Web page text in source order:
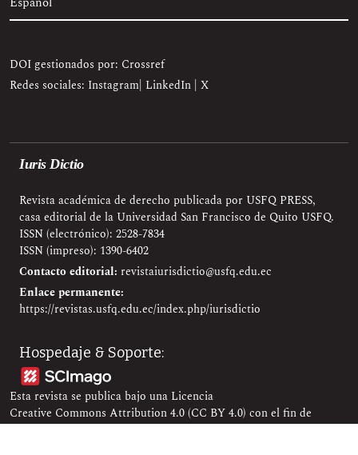
DOI gestionados por: Crossref
Redes sociales: Instagram LinkedIn X
Iuris Dictio
Revista académica de derecho publicada por USFQ PRESS,
casa editorial de la Universidad San Francisco de Quito USFQ.
ISSN (electrónico): 2528-7834
ISSN (impreso): 1390-6402
Contacto editorial: revistaiurisdictio@usfq.edu.ec
Enlace permanente:
https://revistas.usfq.edu.ec/index.php/iurisdictio
Hospedaje & Soporte:
Esta revista se publica bajo una Licencia
Creative Commons Attribution 4.0 (CC BY 4.0) con el fin de